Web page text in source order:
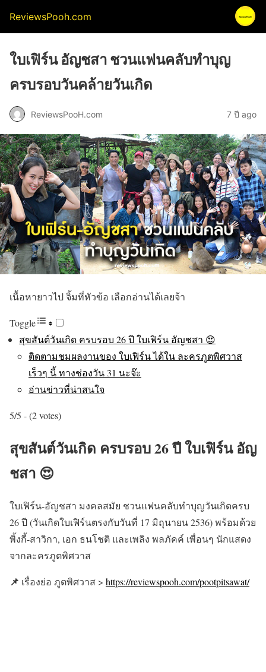
ReviewsPooh.com
ใบเฟิร์น อัญชสา ชวนแฟนคลับทำบุญ
ครบรอบวันคล้ายวันเกิด
ReviewsPooH.com 7 ปี ago
เนื้อหายาวไป จิ้มที่หัวข้อ เลือกอ่านได้เลยจ้า
Toggle
สุขสันต์วันเกิด ครบรอบ 26 ปี ใบเฟิร์น อัญชสา 😍
ติดตามชมผลงานของ ใบเฟิร์น ได้ใน ละครภูตพิศวาส
เร็วๆ นี้ ทางช่องวัน 31 นะจ๊ะ
อ่านข่าวที่น่าสนใจ
5/5 - (2 votes)
สุขสันต์วันเกิด ครบรอบ 26 ปี ใบเฟิร์น อัญ
ชสา 😍
ใบเฟิร์น-อัญชสา มงคลสมัย ชวนแฟนคลับทำบุญวันเกิดครบ
26 ปี (วันเกิดใบเฟิร์นตรงกับวันที่ 17 มิถุนายน 2536) พร้อมด้วย
พิ้งกี้-สาวิกา, เอก ธนโชติ และเพลิง พลภัคค์ เพื่อนๆ นักแสดง
จากละครภูตพิศวาส
📌 เรื่องย่อ ภูตพิศวาส > https://reviewspooh.com/pootpitsawat/